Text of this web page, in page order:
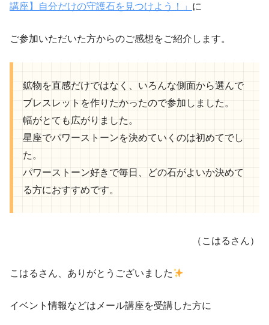
講座】自分だけの守護石を見つけよう！」 に
ご参加いただいた方からのご感想をご紹介します。
鉱物を直感だけではなく、いろんな側面から選んで
ブレスレットを作りたかったので参加しました。
幅がとても広がりました。
星座でパワーストーンを決めていくのは初めてでし
た。
パワーストーン好きで毎日、どの石がよいか決めて
る方におすすめです。
（こはるさん）
こはるさん、ありがとうございました
イベント情報などはメール講座を受講した方に